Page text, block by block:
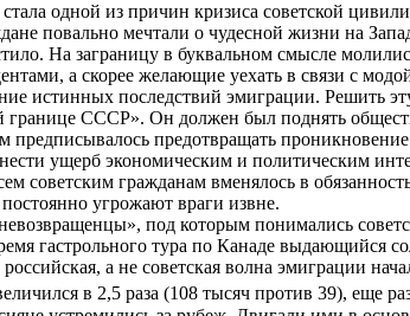
одной из причин кризиса советской
повально мечтали о чудесной жизни на
На заграницу в буквальном смысле
а скорее желающие уехать в связи с
истинных последствий эмиграции. Решить
границе СССР». Он должен был поднять
предписывалось предотвращать
ущерб экономическим и политическим
советским гражданам вменялось в
угрожают враги извне.
под которым понимались
гастрольного тура по Канаде
а не советская волна эмиграции
в 2,5 раза (108 тысяч против 39), еще